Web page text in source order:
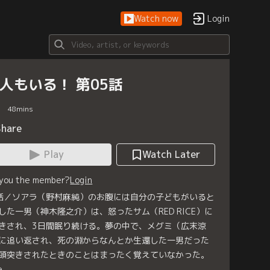
Watch now Login
もいる！ 第05話
48mins
Play
Watch Later
the member?Login
／ソアラ（野村麻純）のお腹には自分の子どもがいると
た一男（神木隆之介）は、怒ったサム（RED RICE）に
され、3日間眠り続ける。夢の中で、メグミ（広末涼
追い返され、死の淵からなんとか生還した一男だった
突きされたときのことはまったく覚えていなかった。